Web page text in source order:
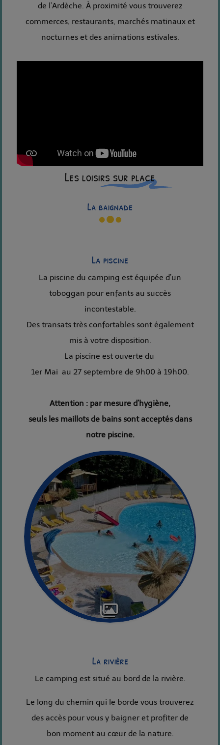
de l’Ardèche. À proximité vous trouverez
commerces, restaurants, marchés matinaux et
nocturnes et des animations estivales.
Les loisirs sur place
La baignade
La piscine
La piscine du camping est équipée d’un
toboggan pour enfants au succès
incontestable.
Des transats très confortables sont également
mis à votre disposition.
La piscine est ouverte du
1er Mai au 27 septembre de 9h00 à 19h00.
Attention : par mesure d’hygiène,
seuls les maillots de bains sont acceptés dans
notre piscine.
La rivière
Le camping est situé au bord de la rivière.
Le long du chemin qui le borde vous trouverez
des accès pour vous y baigner et profiter de
bon moment au cœur de la nature.